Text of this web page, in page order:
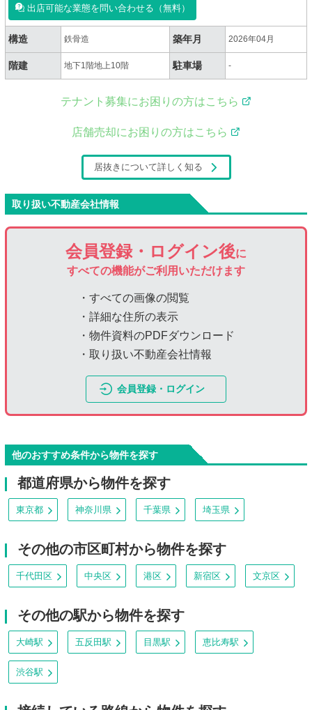
出店可能な業態を問い合わせる（無料）
構造 鉄骨造 築年月 2026年04月
階建 地下1階地上10階 駐車場 -
テナント募集にお困りの方はこちら
店舗売却にお困りの方はこちら
居抜きについて詳しく知る
取り扱い不動産会社情報
会員登録・ログイン後に
すべての機能がご利用いただけます
・すべての画像の閲覧
・詳細な住所の表示
・物件資料のPDFダウンロード
・取り扱い不動産会社情報
会員登録・ログイン
他のおすすめ条件から物件を探す
都道府県から物件を探す
東京都 神奈川県 千葉県 埼玉県
その他の市区町村から物件を探す
千代田区 中央区 港区 新宿区 文京区
その他の駅から物件を探す
大崎駅 五反田駅 目黒駅 恵比寿駅
渋谷駅